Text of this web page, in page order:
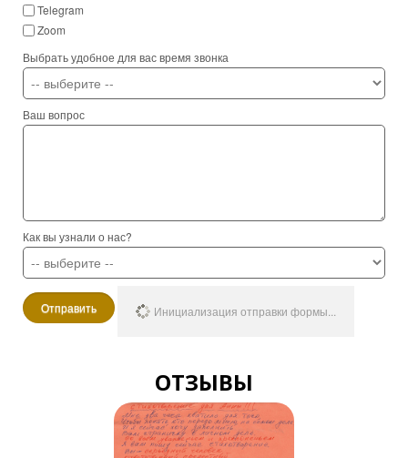
Telegram
Zoom
Выбрать удобное для вас время звонка
Ваш вопрос
Как вы узнали о нас?
Отправить Инициализация отправки формы...
ОТЗЫВЫ